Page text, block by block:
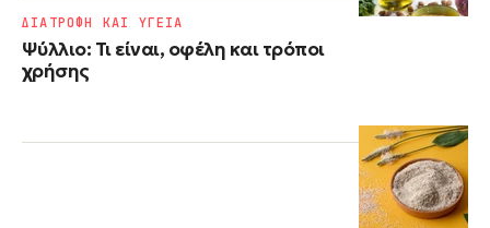
Ψύλλιο: Τι είναι, οφέλη και τρόποι
χρήσης
ΔΙΑΤΡΟΦΗ ΚΑΙ ΥΓΕΙΑ